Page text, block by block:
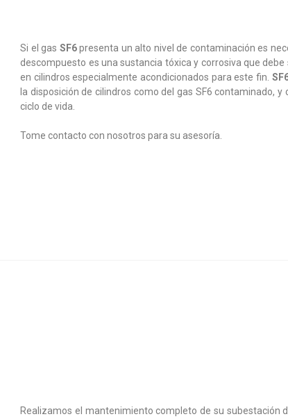
Si el gas SF6presenta un alto nivel de contaminación es
descompuesto es una sustancia tóxica y corrosiva que
en cilindros especialmente acondicionados para este fin.
la disposición de cilindros como del gas SF6 contaminado,
ciclo de vida.
Tome contacto con nosotros para su asesoría.
Realizamos el mantenimiento completo de su subestación